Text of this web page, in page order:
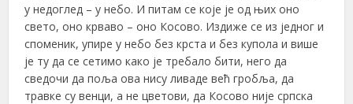
у недоглед – у небо. И питам се које је од њих оно
свето, оно крваво – оно Косово. Издиже се из једног и
споменик, упире у небо без крста и без купола и више
је ту да се сетимо како је требало бити, него да
сведочи да поља ова нису ливаде већ гробља, да
травке су венци, а не цветови, да Косово није српска